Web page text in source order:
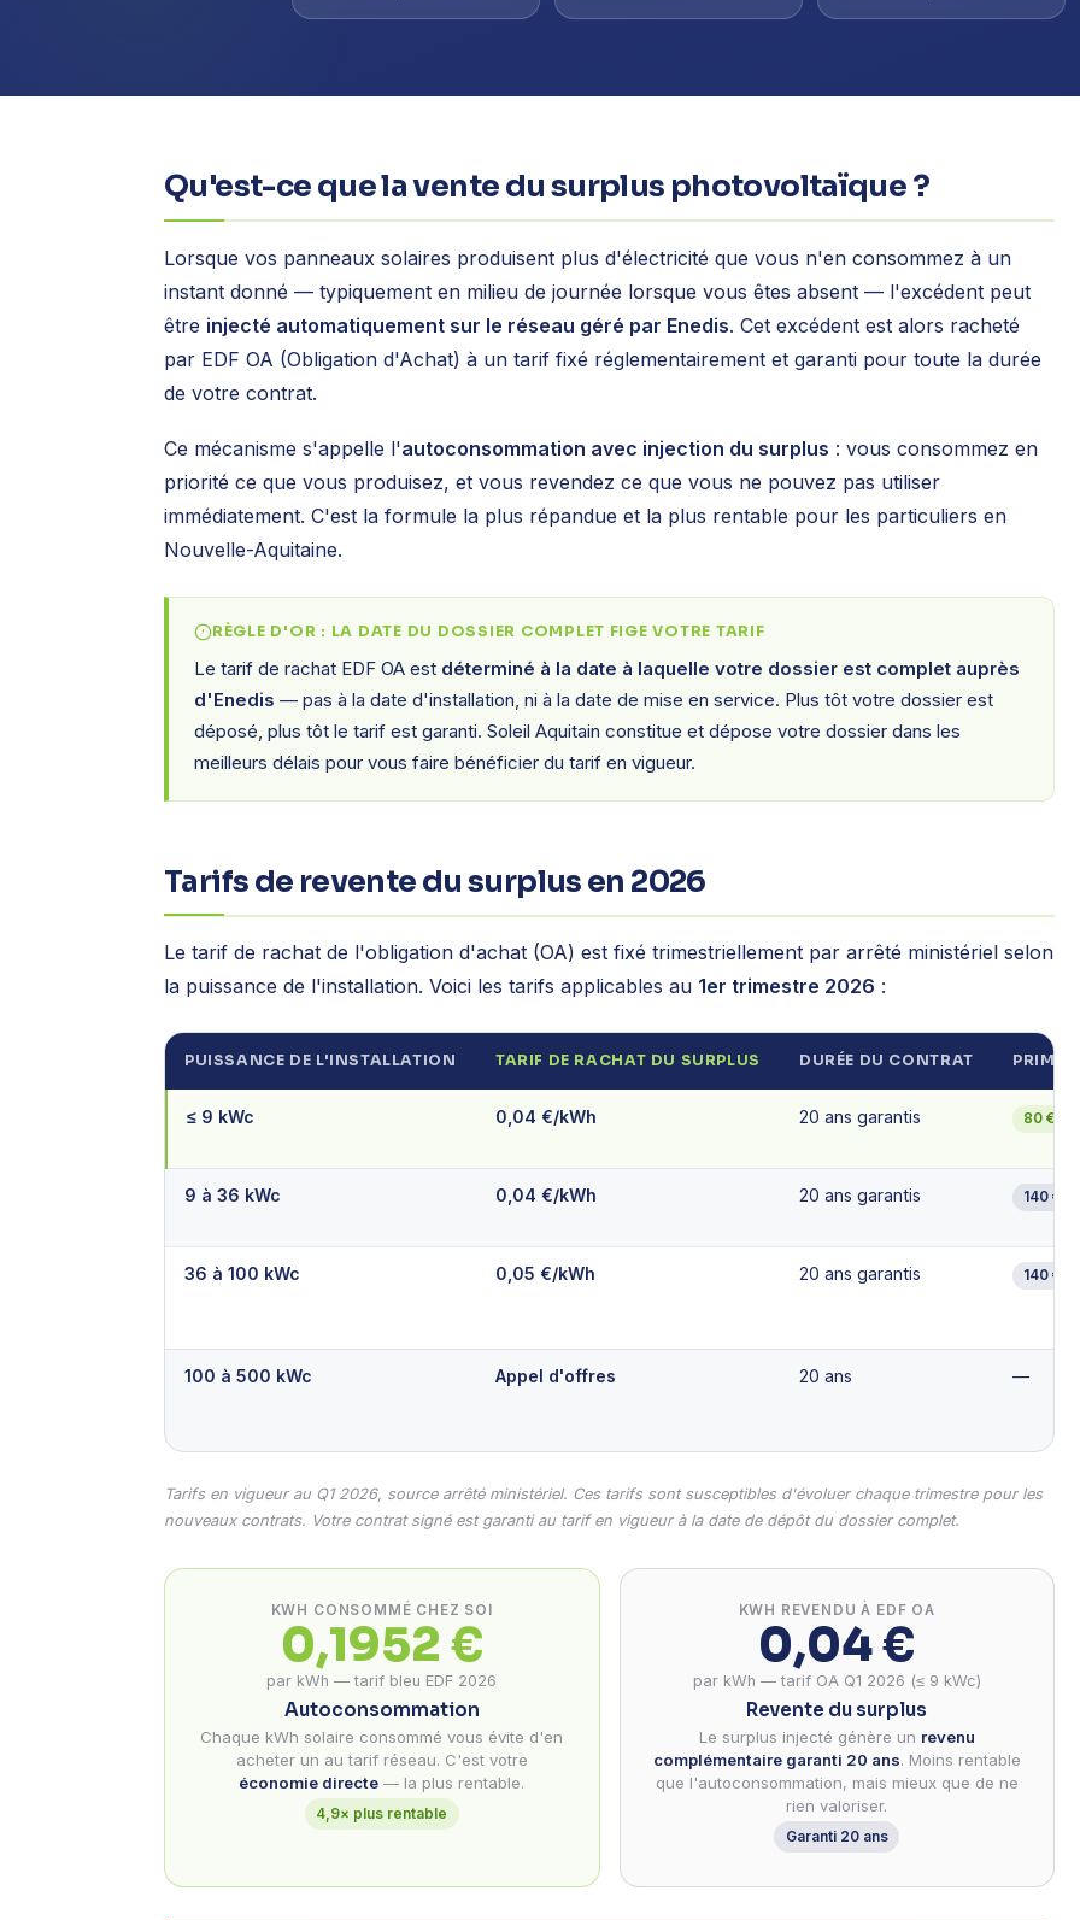
Qu'est-ce que la vente du surplus photovoltaïque ?
Lorsque vos panneaux solaires produisent plus d'électricité que vous n'en consommez à un
instant donné — typiquement en milieu de journée lorsque vous êtes absent — l'excédent peut
être injecté automatiquement sur le réseau géré par Enedis. Cet excédent est alors racheté
par EDF OA (Obligation d'Achat) à un tarif fixé réglementairement et garanti pour toute la durée
de votre contrat.
Ce mécanisme s'appelle l'autoconsommation avec injection du surplus : vous consommez en
priorité ce que vous produisez, et vous revendez ce que vous ne pouvez pas utiliser
immédiatement. C'est la formule la plus répandue et la plus rentable pour les particuliers en
Nouvelle-Aquitaine.
RÈGLE D'OR : LA DATE DU DOSSIER COMPLET FIGE VOTRE TARIF
Le tarif de rachat EDF OA est déterminé à la date à laquelle votre dossier est complet auprès
d'Enedis — pas à la date d'installation, ni à la date de mise en service. Plus tôt votre dossier est
déposé, plus tôt le tarif est garanti. Soleil Aquitain constitue et dépose votre dossier dans les
meilleurs délais pour vous faire bénéficier du tarif en vigueur.
Tarifs de revente du surplus en 2026
Le tarif de rachat de l'obligation d'achat (OA) est fixé trimestriellement par arrêté ministériel selon
la puissance de l'installation. Voici les tarifs applicables au 1er trimestre 2026 :
PUISSANCE DE L'INSTALLATION TARIF DE RACHAT DU SURPLUS DURÉE DU CONTRAT PRIME
≤ 9 kWc 0,04 €/kWh 20 ans garantis 80 €/
9 à 36 kWc 0,04 €/kWh 20 ans garantis 140 €/
36 à 100 kWc 0,05 €/kWh 20 ans garantis 140 €/
100 à 500 kWc Appel d'offres 20 ans —
Tarifs en vigueur au Q1 2026, source arrêté ministériel. Ces tarifs sont susceptibles d'évoluer chaque trimestre pour les
nouveaux contrats. Votre contrat signé est garanti au tarif en vigueur à la date de dépôt du dossier complet.
KWH CONSOMMÉ CHEZ SOI
0,1952 €
par kWh — tarif bleu EDF 2026
Autoconsommation
Chaque kWh solaire consommé vous évite d'en
acheter un au tarif réseau. C'est votre
économie directe — la plus rentable.
4,9× plus rentable
KWH REVENDU À EDF OA
0,04 €
par kWh — tarif OA Q1 2026 (≤ 9 kWc)
Revente du surplus
Le surplus injecté génère un revenu
complémentaire garanti 20 ans. Moins rentable
que l'autoconsommation, mais mieux que de ne
rien valoriser.
Garanti 20 ans